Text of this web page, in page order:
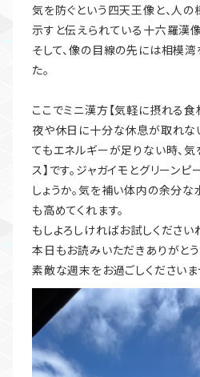
気を防ぐという四天王像と、人
示すと伝えられている十六羅漢
そして、像の目線の先には相模
た。
ここでミニ漢方【気軽に摂れる食
夜や休日に十分な休息が取れな
てもエネルギーが足りない時、気
ス】です。ジャガイモとグリーン
しょうか。気を補い体内の余分
も高めてくれます。
もしよろしければお試しください
本日もお読みいただきありがとう
素敵な週末をお過ごしくださいま